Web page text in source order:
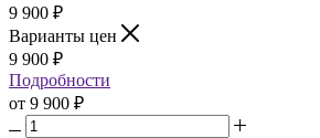
9 900 ₽
Варианты цен
9 900 ₽
Подробности
от 9 900 ₽